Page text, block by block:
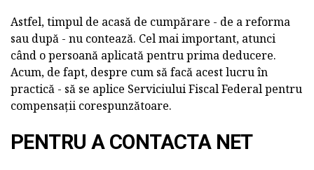
Astfel, timpul de acasă de cumpărare - de a reforma
sau după - nu contează. Cel mai important, atunci
când o persoană aplicată pentru prima deducere.
Acum, de fapt, despre cum să facă acest lucru în
practică - să se aplice Serviciului Fiscal Federal pentru
compensații corespunzătoare.
PENTRU A CONTACTA NET